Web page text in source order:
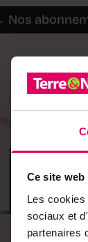
Ce site
Les
sociaux et
partenaires
Nos